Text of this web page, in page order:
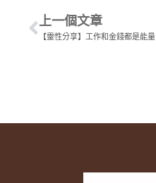
上一個文章
【靈性分享】工作和金錢都是能量